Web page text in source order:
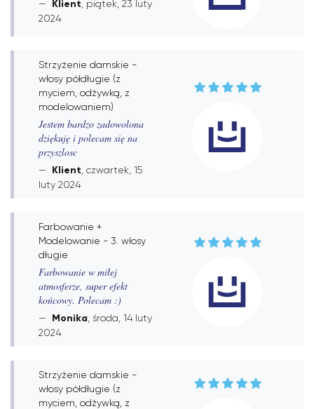
Klient , piątek, 23 luty
2024
Strzyżenie damskie -
włosy półdługie (z
myciem, odżywką, z
modelowaniem)
Jestem bardzo zadowolona
dziękuję i polecam się na
przyszlosc
Klient , czwartek, 15
luty 2024
Farbowanie +
Modelowanie - 3. włosy
długie
Farbowanie w miłej
atmosferze, super efekt
końcowy. Polecam :)
Monika , środa, 14 luty
2024
Strzyżenie damskie -
włosy półdługie (z
myciem, odżywką, z